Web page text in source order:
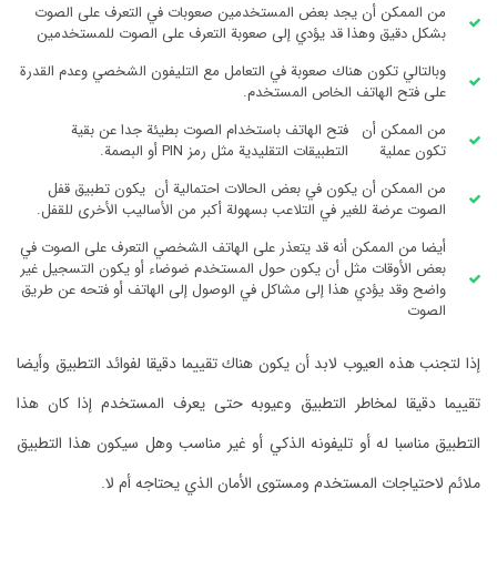
من الممكن أن يجد بعض المستخدمين صعوبات في التعرف على الصوت
بشكل دقيق وهذا قد يؤدي إلى صعوبة التعرف على الصوت للمستخدمين
وبالتالي تكون هناك صعوبة في التعامل مع التليفون الشخصي وعدم القدرة
على فتح الهاتف الخاص المستخدم.
من الممكن أن
تكون عملية
فتح الهاتف باستخدام الصوت بطيئة جدا عن بقية
التطبيقات التقليدية مثل رمز PIN أو البصمة.
من الممكن أن يكون في بعض الحالات احتمالية أن يكون تطبيق قفل
الصوت عرضة للغير في التلاعب بسهولة أكبر من الأساليب الأخرى للقفل.
أيضا من الممكن أنه قد يتعذر على الهاتف الشخصي التعرف على الصوت في
بعض الأوقات مثل أن يكون حول المستخدم ضوضاء أو يكون التسجيل غير
واضح وقد يؤدي هذا إلى مشاكل في الوصول إلى الهاتف أو فتحه عن طريق
الصوت
إذا لتجنب هذه العيوب لابد أن يكون هناك تقييما دقيقا لفوائد التطبيق وأيضا
تقييما دقيقا لمخاطر التطبيق وعيوبه حتى يعرف المستخدم إذا كان هذا
التطبيق مناسبا له أو تليفونه الذكي أو غير مناسب وهل سيكون هذا التطبيق
ملائم لاحتياجات المستخدم ومستوى الأمان الذي يحتاجه أم لا.